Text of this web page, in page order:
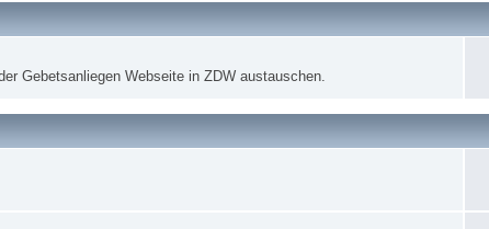
Gebetsanliegen Webseite in ZDW austauschen.